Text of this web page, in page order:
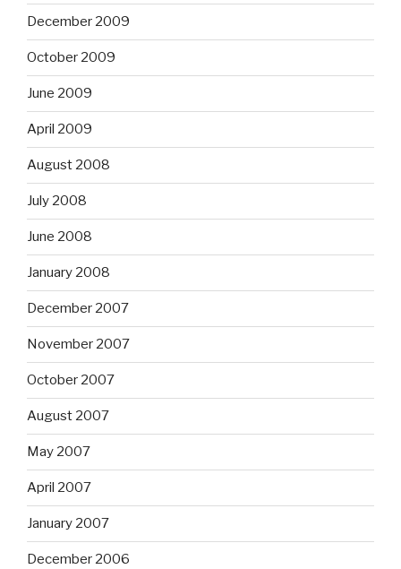
December 2009
October 2009
June 2009
April 2009
August 2008
July 2008
June 2008
January 2008
December 2007
November 2007
October 2007
August 2007
May 2007
April 2007
January 2007
December 2006